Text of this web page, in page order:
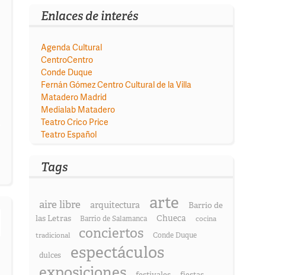
Enlaces de interés
Agenda Cultural
CentroCentro
Conde Duque
Fernán Gómez Centro Cultural de la Villa
Matadero Madrid
Medialab Matadero
Teatro Crico Price
Teatro Español
Tags
aire libre arquitectura arte
Barrio de
las Letras
Barrio de Salamanca Chueca
cocina
tradicional
conciertos Conde Duque
dulces espectáculos